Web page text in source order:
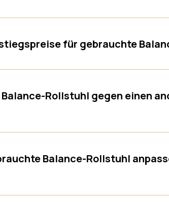
für gebrauchte
Rollstuhl gegen einen
Balance-Rollstuhl